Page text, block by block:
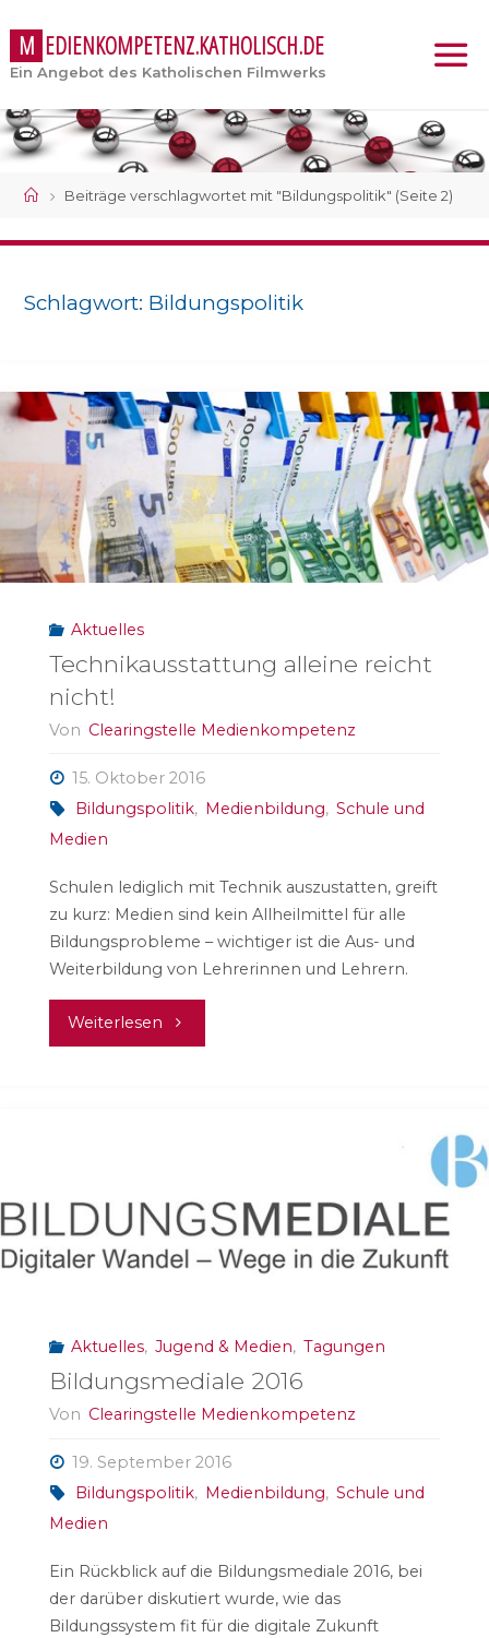
M EDIENKOMPETENZ.KATHOLISCH.DE
Ein Angebot des Katholischen Filmwerks
StartBeiträge verschlagwortet mit "Bildungspolitik" (Seite 2)
Schlagwort: Bildungspolitik
Aktuelles
Technikausstattung alleine reicht
nicht!
Von Clearingstelle Medienkompetenz
15. Oktober 2016
Bildungspolitik, Medienbildung, Schule und
Medien
Schulen lediglich mit Technik auszustatten, greift
zu kurz: Medien sind kein Allheilmittel für alle
Bildungsprobleme – wichtiger ist die Aus- und
Weiterbildung von Lehrerinnen und Lehrern.
Weiterlesen "Technikausstattung
Aktuelles, Jugend & Medien, Tagungen
Bildungsmediale 2016
Von Clearingstelle Medienkompetenz
19. September 2016
Bildungspolitik, Medienbildung, Schule und
Medien
Ein Rückblick auf die Bildungsmediale 2016, bei
der darüber diskutiert wurde, wie das
Bildungssystem fit für die digitale Zukunft